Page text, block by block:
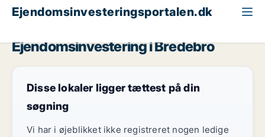
Ejendomsinvesteringsportalen.dk
Ejendomsinvestering i Bredebro
Disse lokaler ligger tættest på din
søgning
Vi har i øjeblikket ikke registreret nogen ledige